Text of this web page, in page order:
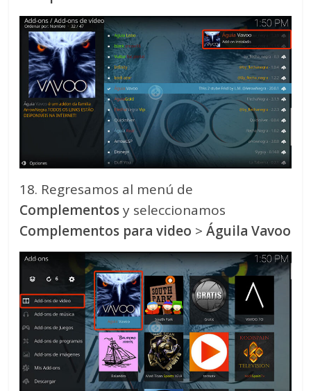
18. Regresamos al menú de
Complementosy seleccionamos
Complementos para video > Águila Vavoo